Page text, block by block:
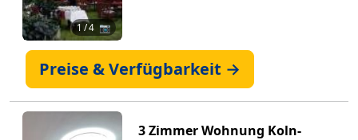
1 / 4 📷
Preise & Verfügbarkeit →
3 Zimmer Wohnung Koln-